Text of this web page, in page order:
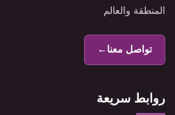
المنطقة والعالم
تواصل معنا←
روابط سريعة